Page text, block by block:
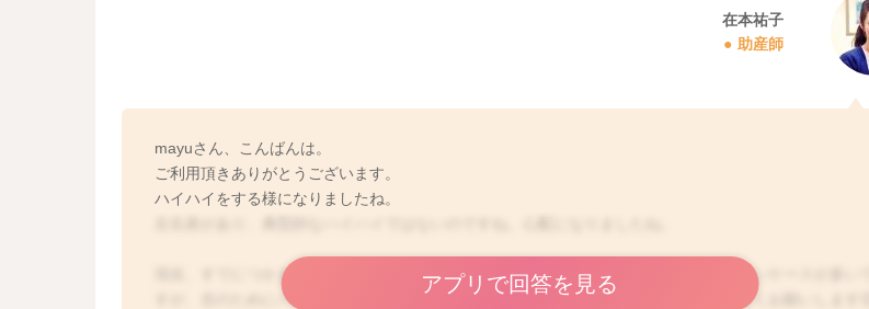
在本祐子
助産師
mayuさん、こんばんは。
ご利用頂きありがとうございます。
ハイハイをする様になりましたね。
現在、すでにつかまり立ちをしようとする姿が見受けられますから、現実的には心配ないケースが多いで
すが、念のためにハイハイの様子を動画撮影して、かかりつけの医師にご相談をよろしくお願いします😊
アプリで回答を見る